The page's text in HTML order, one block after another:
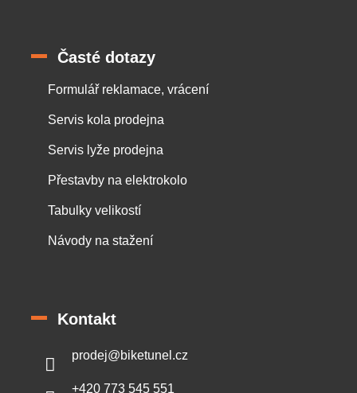
Časté dotazy
Formulář reklamace, vrácení
Servis kola prodejna
Servis lyže prodejna
Přestavby na elektrokolo
Tabulky velikostí
Návody na stažení
Kontakt
prodej@biketunel.cz
+420 773 545 551